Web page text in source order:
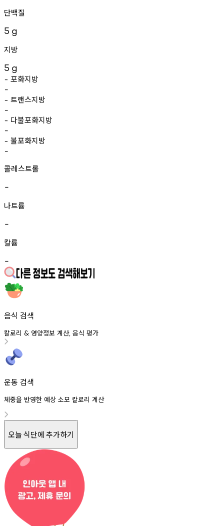
단백질
5 g
지방
5 g
- 포화지방
-
- 트랜스지방
-
- 다불포화지방
-
- 불포화지방
-
콜레스트롤
-
나트륨
-
칼륨
-
음식 검색
칼로리 & 영양정보 계산, 음식 평가
운동 검색
체중을 반영한 예상 소모 칼로리 계산
오늘 식단에 추가하기